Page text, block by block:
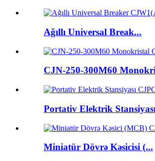
Ağıllı Universal Break...
CJN-250-300M60
Portativ Elektrik
Miniatür Dövrə Kəsicisi (...